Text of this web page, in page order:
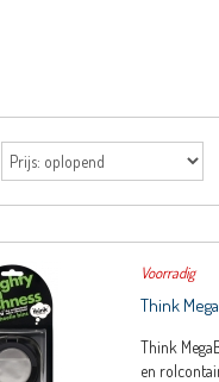
Voorradig
Think
Think
en